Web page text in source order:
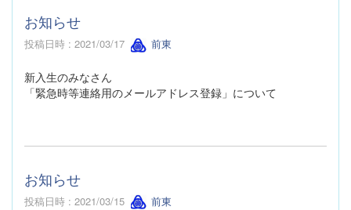
お知らせ
投稿日時 : 2021/03/17 前東
新入生のみなさん
「緊急時等連絡用のメールアドレス登録」について
お知らせ
投稿日時 : 2021/03/15 前東